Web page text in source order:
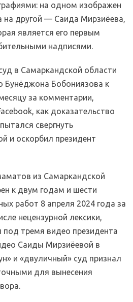
на одном изображен
на другой — Саида Мирзиёева,
является его первым
надписями.
в Самаркандской области
Бунёджона Бобониязова к
за комментарии,
как доказательство
свергнуть
и оскорбил президент
из Самаркандской
к двум годам и шести
работ 8 апреля 2024 года за
нецензурной лексики,
под тремя видео президента
Саиды Мирзиёевой в
и «двуличный» суд признал
для вынесения